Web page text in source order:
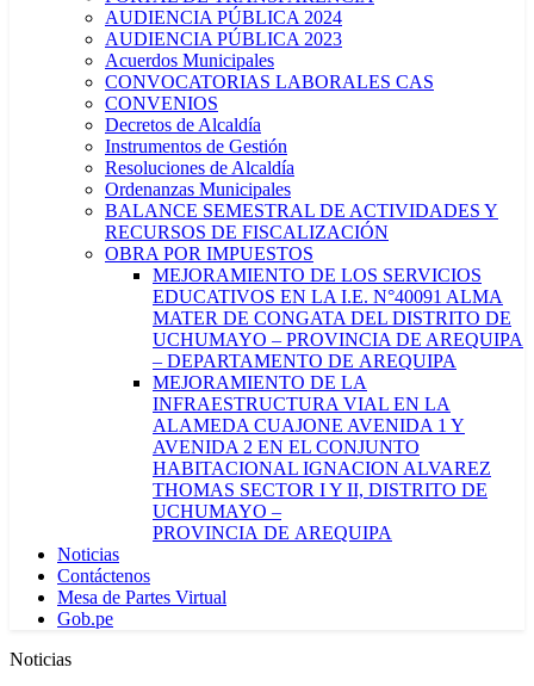
AUDIENCIA PÚBLICA 2024
AUDIENCIA PÚBLICA 2023
Acuerdos Municipales
CONVOCATORIAS LABORALES CAS
CONVENIOS
Decretos de Alcaldía
Instrumentos de Gestión
Resoluciones de Alcaldía
Ordenanzas Municipales
BALANCE SEMESTRAL DE ACTIVIDADES Y
RECURSOS DE FISCALIZACIÓN
OBRA POR IMPUESTOS
MEJORAMIENTO DE LOS SERVICIOS
EDUCATIVOS EN LA I.E. N°40091 ALMA
MATER DE CONGATA DEL DISTRITO DE
UCHUMAYO – PROVINCIA DE AREQUIPA
– DEPARTAMENTO DE AREQUIPA
MEJORAMIENTO DE LA
INFRAESTRUCTURA VIAL EN LA
ALAMEDA CUAJONE AVENIDA 1 Y
AVENIDA 2 EN EL CONJUNTO
HABITACIONAL IGNACION ALVAREZ
THOMAS SECTOR I Y II, DISTRITO DE
UCHUMAYO –
PROVINCIA DE AREQUIPA
Noticias
Contáctenos
Mesa de Partes Virtual
Gob.pe
Noticias